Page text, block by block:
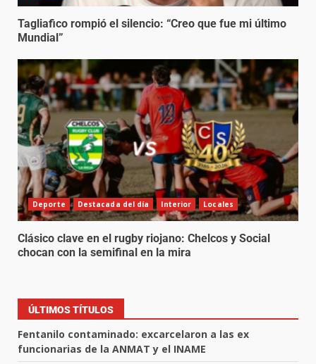
Tagliafico rompió el silencio: “Creo que fue mi último
Mundial”
Deporte Destacada del día Interior Locales
Clásico clave en el rugby riojano: Chelcos y Social
chocan con la semifinal en la mira
ÚLTIMOS TÍTULOS
Fentanilo contaminado: excarcelaron a las ex
funcionarias de la ANMAT y el INAME